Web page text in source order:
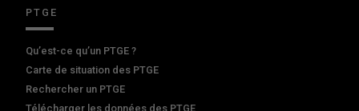
PTGE
Qu’est-ce qu’un PTGE ?
Carte de situation des PTGE
Rechercher un PTGE
Télécharger les données des PTGE